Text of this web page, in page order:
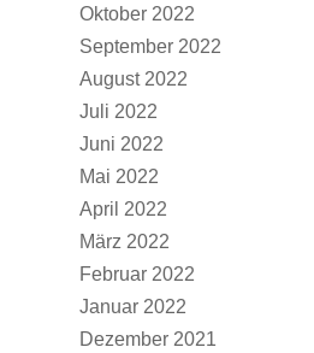
Oktober 2022
September 2022
August 2022
Juli 2022
Juni 2022
Mai 2022
April 2022
März 2022
Februar 2022
Januar 2022
Dezember 2021